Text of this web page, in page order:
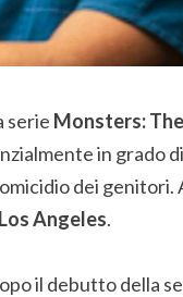
serie Monsters:
in grado
dei
Los Angeles.
il debutto della